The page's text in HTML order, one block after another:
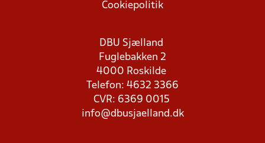
Cookiepolitik
DBU Sjælland
Fuglebakken 2
4000 Roskilde
Telefon: 4632 3366
CVR: 6369 0015
info@dbusjaelland.dk